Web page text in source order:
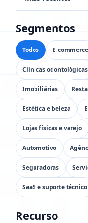
Segmentos
Todos E-commerce
Clínicas odontológicas
Imobiliárias
Estética e beleza
Lojas físicas e varejo
Automotivo
Seguradoras
SaaS e suporte técnico
Recurso